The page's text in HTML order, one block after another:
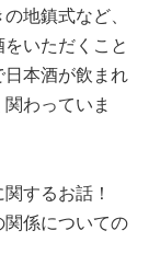
地鎮式など、
いただくこと
本酒が飲まれ
わっていま
関するお話！
係についての